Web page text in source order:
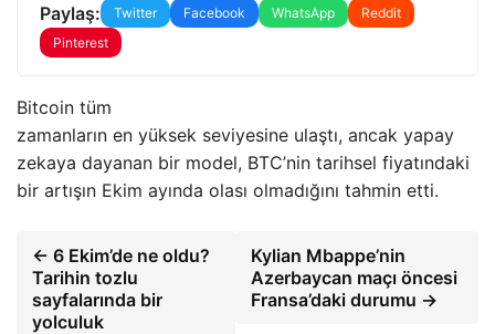
Paylaş: Twitter Facebook WhatsApp
Reddit
Pinterest
Bitcoin tüm
zamanların en yüksek seviyesine ulaştı, ancak yapay
zekaya dayanan bir model, BTC’nin tarihsel fiyatındaki
bir artışın Ekim ayında olası olmadığını tahmin etti.
← 6 Ekim’de ne oldu?
Tarihin tozlu
sayfalarında bir
yolculuk
Kylian Mbappe’nin
Azerbaycan maçı öncesi
Fransa’daki durumu →